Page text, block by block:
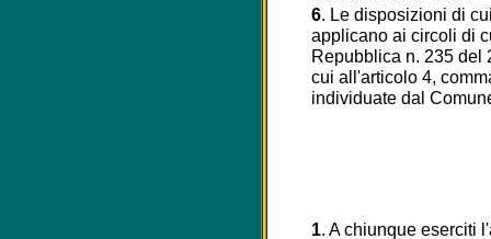
6. Le disposizioni di
applicano ai circoli di
Repubblica n. 235 del
cui all'articolo 4,
individuate dal
1. A chiunque eserciti